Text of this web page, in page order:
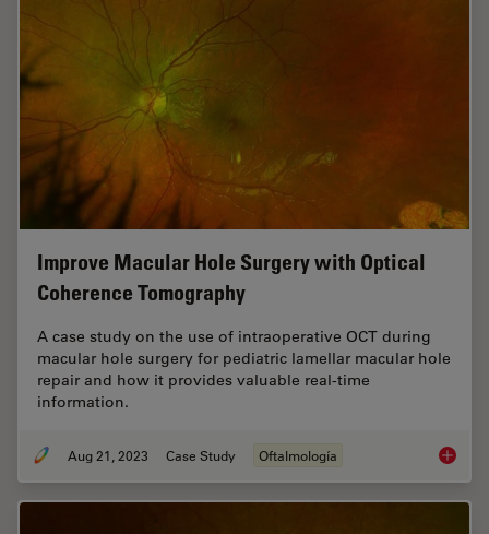
Improve Macular Hole Surgery with Optical
Coherence Tomography
A case study on the use of intraoperative OCT during
macular hole surgery for pediatric lamellar macular hole
repair and how it provides valuable real-time
information.
Aug 21, 2023 Case Study Oftalmología